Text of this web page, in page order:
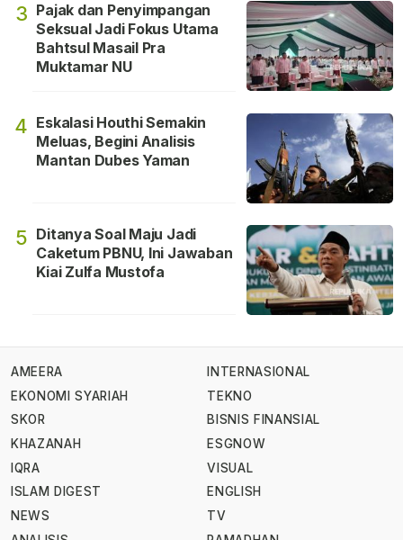
3 Pajak dan Penyimpangan
Seksual Jadi Fokus Utama
Bahtsul Masail Pra
Muktamar NU
4 Eskalasi Houthi Semakin
Meluas, Begini Analisis
Mantan Dubes Yaman
5 Ditanya Soal Maju Jadi
Caketum PBNU, Ini Jawaban
Kiai Zulfa Mustofa
AMEERA
EKONOMI SYARIAH
SKOR
KHAZANAH
IQRA
ISLAM DIGEST
NEWS
INTERNASIONAL
TEKNO
BISNIS FINANSIAL
ESGNOW
VISUAL
ENGLISH
TV